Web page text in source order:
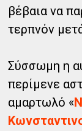
βέβαια να
τερπνόν
Σύσσωμη η
περίμενε
αμαρτωλό «